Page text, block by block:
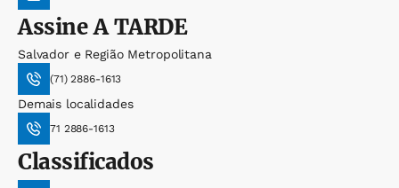
AssineA TARDE
Salvador e Região Metropolitana
(71) 2886-1613
Demais localidades
71 2886-1613
Classificados